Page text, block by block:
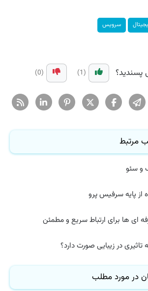
سرویس
پسندید؟ (1)
(0)
مرتبط
و سئو
از پایه سرفیس پرو
ای ها برای ارتباط سریع و مطمئن
تاثیری در زیبایی صورت دارد؟
در مورد مطلب